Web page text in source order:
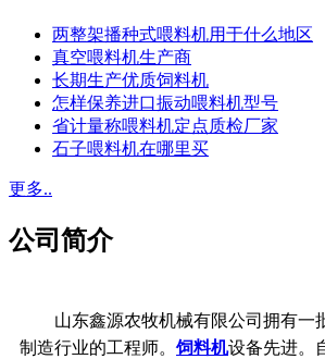
两整架播种式喂料机用于什么地区
真空喂料机生产商
长期生产优质饲料机
怎样保养进口振动喂料机型号
省计量称喂料机定点质检厂家
石子喂料机在哪里买
更多..
公司简介
山东鑫源农牧机械有限公司拥有一
制造行业的工程师。饲料机设备先进。